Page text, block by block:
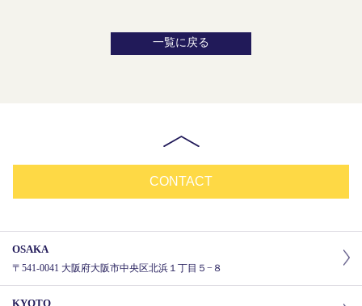
一覧に戻る
CONTACT
OSAKA
〒541-0041 大阪府大阪市中央区北浜１丁目５−８
KYOTO